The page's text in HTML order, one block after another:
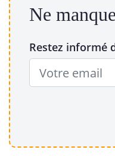
Ne
Restez informé